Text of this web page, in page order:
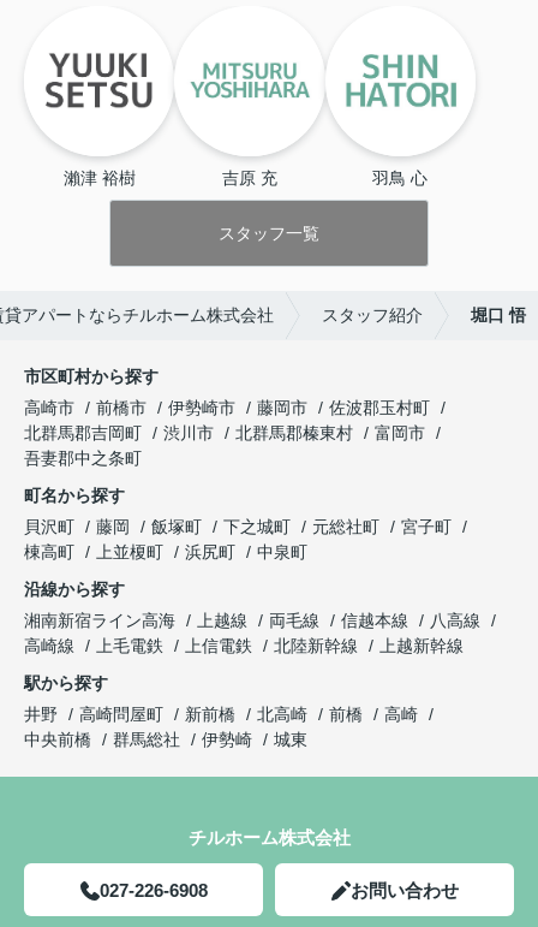
瀨津 裕樹 吉原 充 羽鳥 心
スタッフ一覧
アパートならチルホーム株式会社 スタッフ紹介 堀口 悟
市区町村から探す
高崎市
前橋市 伊勢崎市 藤岡市
佐波郡玉村町
北群馬郡吉岡町
渋川市 北群馬郡榛東村
富岡市
吾妻郡中之条町
町名から探す
貝沢町
藤岡 飯塚町 下之城町 元総社町
宮子町
棟高町
上並榎町 浜尻町
中泉町
沿線から探す
湘南新宿ライン高海
上越線 両毛線 信越本線
八高線
高崎線
上毛電鉄 上信電鉄 北陸新幹線
上越新幹線
駅から探す
井野
高崎問屋町 新前橋 北高崎 前橋
高崎
中央前橋
群馬総社 伊勢崎 城東
チルホーム株式会社
027-226-6908 お問い合わせ